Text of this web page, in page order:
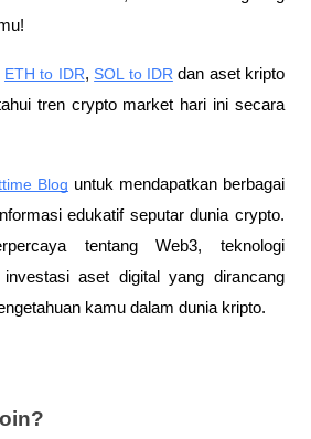
ETH to IDR, SOL to IDR dan aset kripto
tren crypto market hari ini secara
Blog untuk mendapatkan berbagai
edukatif seputar dunia crypto.
tentang Web3, teknologi
aset digital yang dirancang
kamu dalam dunia kripto.